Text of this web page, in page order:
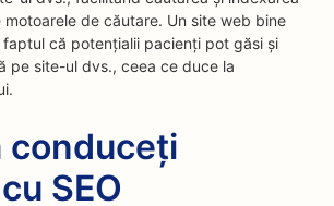
de căutare. Un site web bine
că potențialii pacienți pot găsi și
pe site-ul dvs., ceea ce duce la
conduceți
SEO